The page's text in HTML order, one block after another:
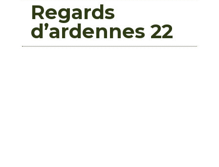
Regards
d’ardennes 22